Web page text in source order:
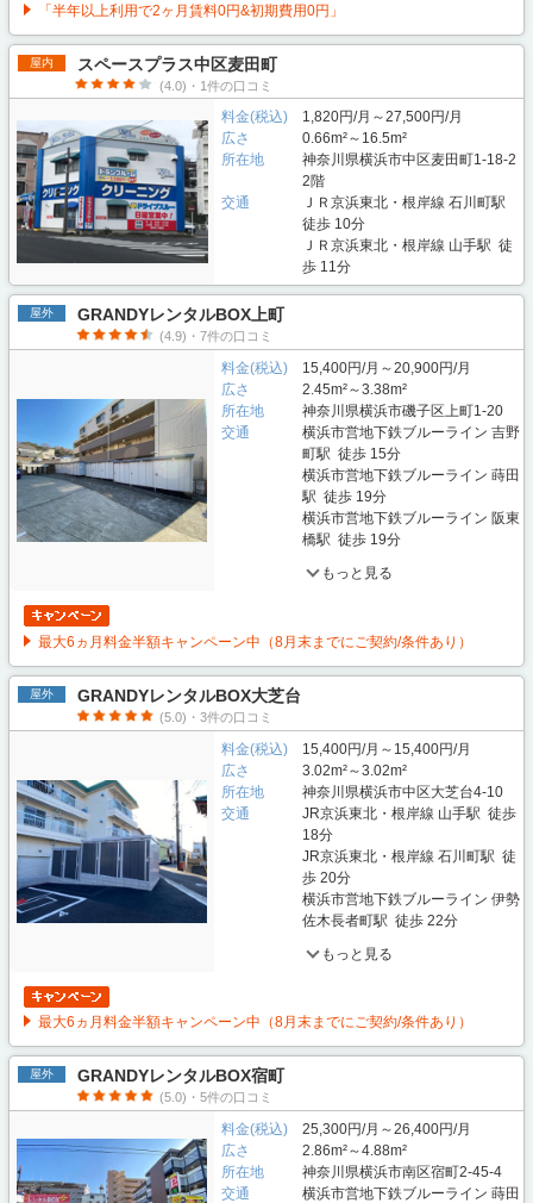
「半年以上利用で2ヶ月賃料0円&初期費用0円」
屋内 スペースプラス中区麦田町
(4.0)・1件の口コミ
料金(税込)
1,820円/月～27,500円/月
広さ
0.66m²～16.5m²
所在地
神奈川県横浜市中区麦田町1-18-2
2階
交通
ＪＲ京浜東北・根岸線 石川町駅
徒歩 10分
ＪＲ京浜東北・根岸線 山手駅 徒
歩 11分
屋外 GRANDYレンタルBOX上町
(4.9)・7件の口コミ
料金(税込)
15,400円/月～20,900円/月
広さ
2.45m²～3.38m²
所在地
神奈川県横浜市磯子区上町1-20
交通
横浜市営地下鉄ブルーライン 吉野
町駅 徒歩 15分
横浜市営地下鉄ブルーライン 蒔田
駅 徒歩 19分
横浜市営地下鉄ブルーライン 阪東
橋駅 徒歩 19分
もっと見る
最大6ヵ月料金半額キャンペーン中（8月末までにご契約/条件あり）
屋外 GRANDYレンタルBOX大芝台
(5.0)・3件の口コミ
料金(税込)
15,400円/月～15,400円/月
広さ
3.02m²～3.02m²
所在地
神奈川県横浜市中区大芝台4-10
交通
JR京浜東北・根岸線 山手駅 徒歩
18分
JR京浜東北・根岸線 石川町駅 徒
歩 20分
横浜市営地下鉄ブルーライン 伊勢
佐木長者町駅 徒歩 22分
もっと見る
最大6ヵ月料金半額キャンペーン中（8月末までにご契約/条件あり）
屋外 GRANDYレンタルBOX宿町
(5.0)・5件の口コミ
料金(税込)
25,300円/月～26,400円/月
広さ
2.86m²～4.88m²
所在地
神奈川県横浜市南区宿町2-45-4
交通
横浜市営地下鉄ブルーライン 蒔田